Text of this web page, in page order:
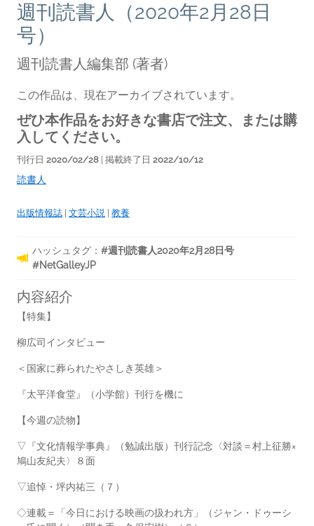
週刊読書人（2020年2月28日
号）
週刊読書人編集部 (著者)
この作品は、現在アーカイブされています。
ぜひ本作品をお好きな書店で注文、または購
入してください。
刊行日 2020/02/28 | 掲載終了日 2022/10/12
読書人
出版情報誌 文芸小説 教養
ハッシュタグ： #週刊読書人2020年2月28日号
#NetGalleyJP
内容紹介
【特集】
柳広司インタビュー
＜国家に葬られたやさしき英雄＞
『太平洋食堂』（小学館）刊行を機に
【今週の読物】
▽『文化情報学事典』（勉誠出版）刊行記念〈対談＝村上征勝×
鳩山友紀夫〉８面
▽追悼・坪内祐三（７）
◇連載＝「今日における映画の扱われ方」（ジャン・ドゥーシ